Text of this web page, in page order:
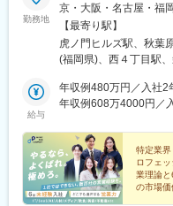
勤務地
京・大阪・名古屋・福
東京本社東京都港区虎
喫煙対策：あり（屋内
都千代田区神田和泉町
幌大手町ビル5階受動
所愛知県名古屋市東区
阪府大阪市淀川区西中
策：あり（屋内禁煙 /
島市中区大手町2-8-1
り（敷地内禁煙）◯福
ジネス・ワンけやき通
【最寄り駅】
虎ノ門ヒルズ駅、秋葉
(福岡県)、西４丁目駅
駅、末広町駅(東京都)
小路駅、中電前駅
給与
年収例480万円／入社2
年収例608万4000円／
特定業
ロフェ
業理論
の市場